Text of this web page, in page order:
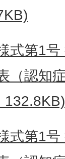
式第1
（認知
132.8KB)
式第1